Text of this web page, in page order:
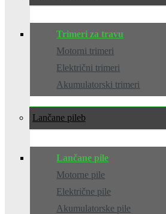
Trimeri za travu
Motorni trimeri
Električni trimeri
Akumulatorski trimeri
Lančane pile
Lančane pile
Motorne pile
Električne pile
Akumulatorske pile